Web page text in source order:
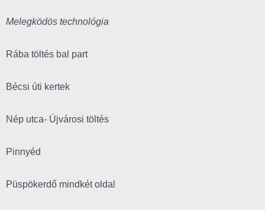
Melegködös technológia
Rába töltés bal part
Bécsi úti kertek
Nép utca- Újvárosi töltés
Pinnyéd
Püspökerdő mindkét oldal